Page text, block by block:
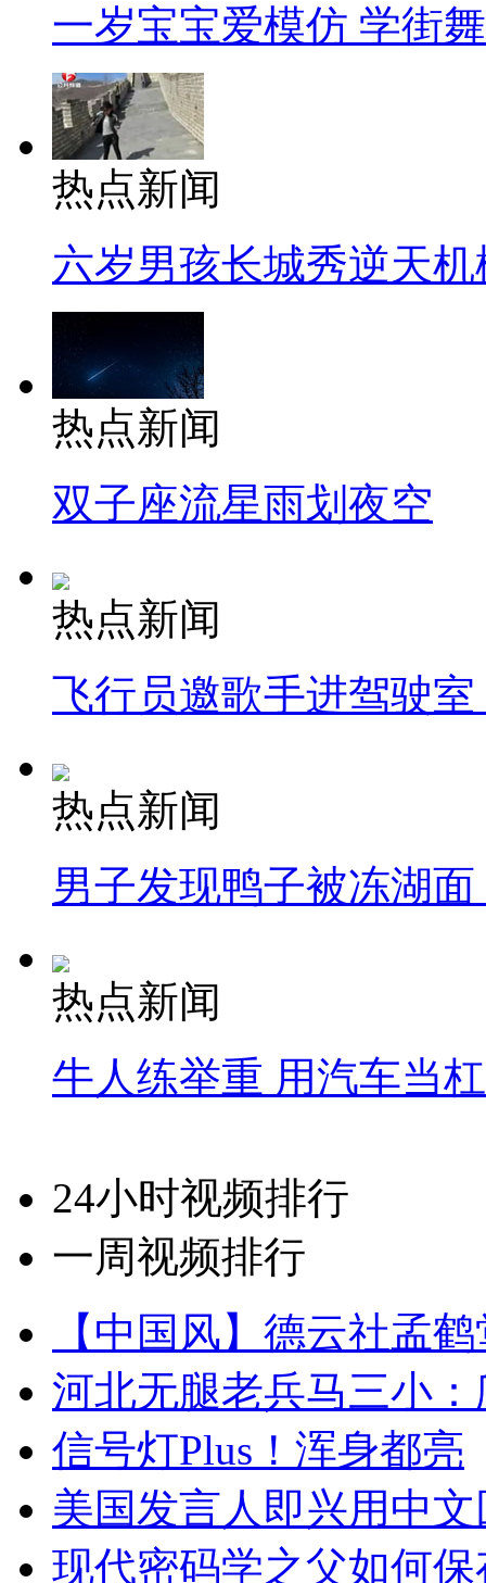
一岁宝宝爱模仿 学街
热点新闻
六岁男孩长城秀逆天机
热点新闻
双子座流星雨划夜空
热点新闻
飞行员邀歌手进驾驶
热点新闻
男子发现鸭子被冻湖
热点新闻
牛人练举重 用汽车当
24小时视频排行
一周视频排行
【中国风】德云社孟
河北无腿老兵马三小
信号灯Plus！浑身都亮
美国发言人即兴用中
现代密码学之父如何